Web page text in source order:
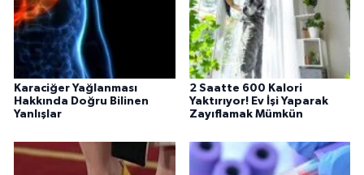
Karaciğer Yağlanması
Hakkında Doğru Bilinen
Yanlışlar
2 Saatte 600 Kalori
Yaktırıyor! Ev İşi Yaparak
Zayıflamak Mümkün